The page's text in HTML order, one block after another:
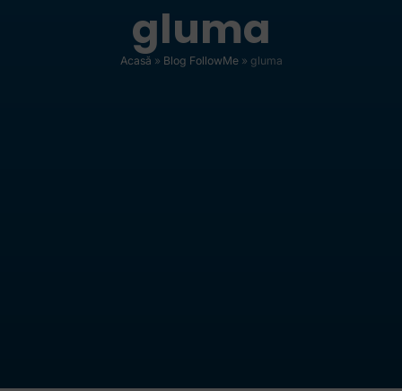
gluma
Acasă » Blog FollowMe» gluma